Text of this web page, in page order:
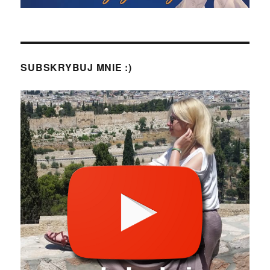
SUBSKRYBUJ MNIE :)